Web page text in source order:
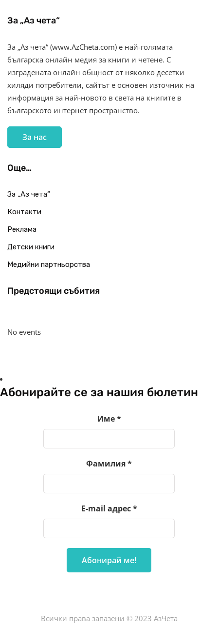
За „Аз чета“
За „Аз чета“ (www.AzCheta.com) е най-голямата
българска онлайн медия за книги и четене. С
изградената онлайн общност от няколко десетки
хиляди потребители, сайтът е основен източник на
информация за най-новото в света на книгите в
българското интернет пространство.
За нас
Още…
За „Аз чета“
Контакти
Реклама
Детски книги
Медийни партньорства
Предстоящи събития
No events
Абонирайте се за нашия бюлетин
Име*
Фамилия*
E-mail адрес*
Всички права запазени © 2023 АзЧета